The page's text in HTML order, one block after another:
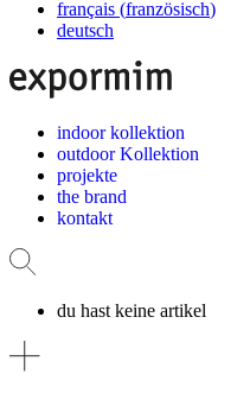
français (französisch)
deutsch
indoor kollektion
outdoor Kollektion
projekte
the brand
kontakt
du hast keine artikel